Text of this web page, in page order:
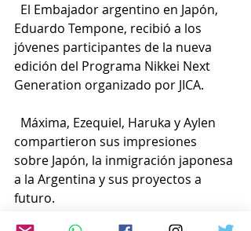
El Embajador argentino en Japón,
Eduardo Tempone, recibió a los
jóvenes participantes de la nueva
edición del Programa Nikkei Next
Generation organizado por JICA.
Máxima, Ezequiel, Haruka y Aylen
compartieron sus impresiones
sobre Japón, la inmigración japonesa
a la Argentina y sus proyectos a
futuro.